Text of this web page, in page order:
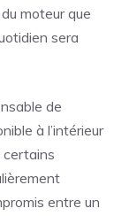
moteur que
sera
de
à l’intérieur
certains
entre un